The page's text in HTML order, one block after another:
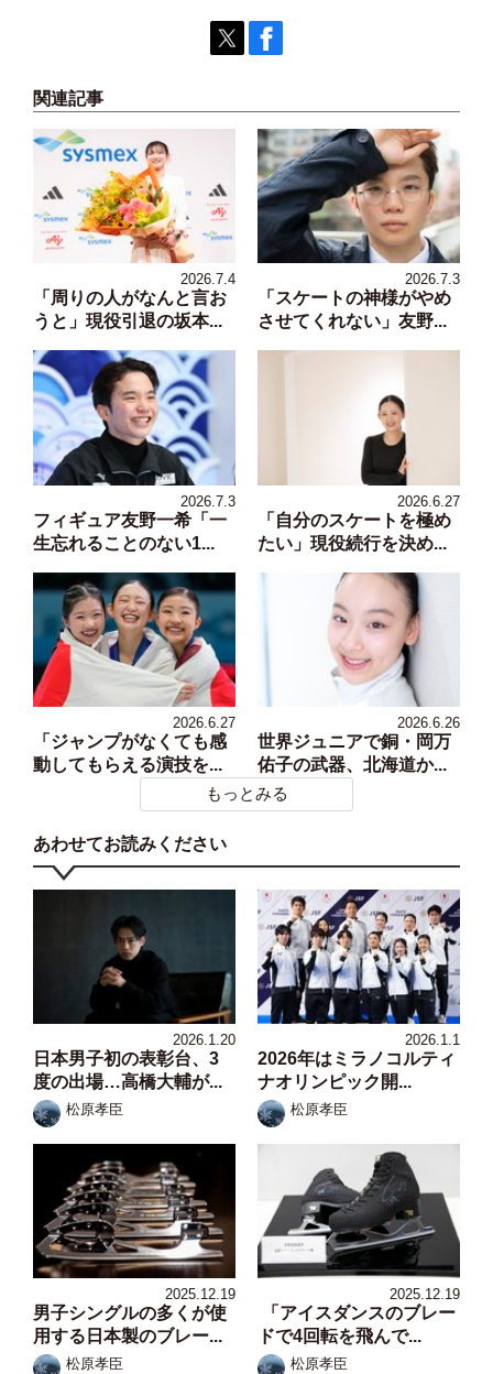
関連記事
2026.7.4
「周りの人がなんと言お
うと」現役引退の坂本...
2026.7.3
「スケートの神様がやめ
させてくれない」友野...
2026.7.3
フィギュア友野一希「一
生忘れることのない1...
2026.6.27
「自分のスケートを極め
たい」現役続行を決め...
2026.6.27
「ジャンプがなくても感
動してもらえる演技を...
2026.6.26
世界ジュニアで銅・岡万
佑子の武器、北海道か...
もっとみる
あわせてお読みください
2026.1.20
日本男子初の表彰台、3
度の出場…高橋大輔が...
松原孝臣
2026.1.1
2026年はミラノコルティ
ナオリンピック開...
松原孝臣
2025.12.19
男子シングルの多くが使
用する日本製のブレー...
松原孝臣
2025.12.19
「アイスダンスのブレー
ドで4回転を飛んで...
松原孝臣